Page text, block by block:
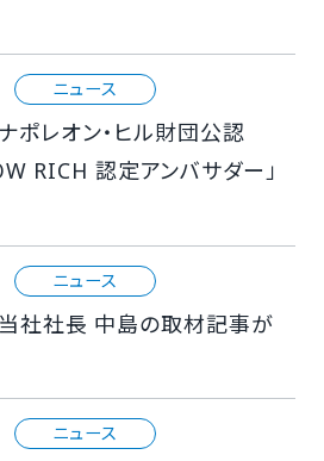
ニュース
ポレオン・ヒル財団公認
RICH 認定アンバサダー」
ニュース
社社長 中島の取材記事が
ニュース